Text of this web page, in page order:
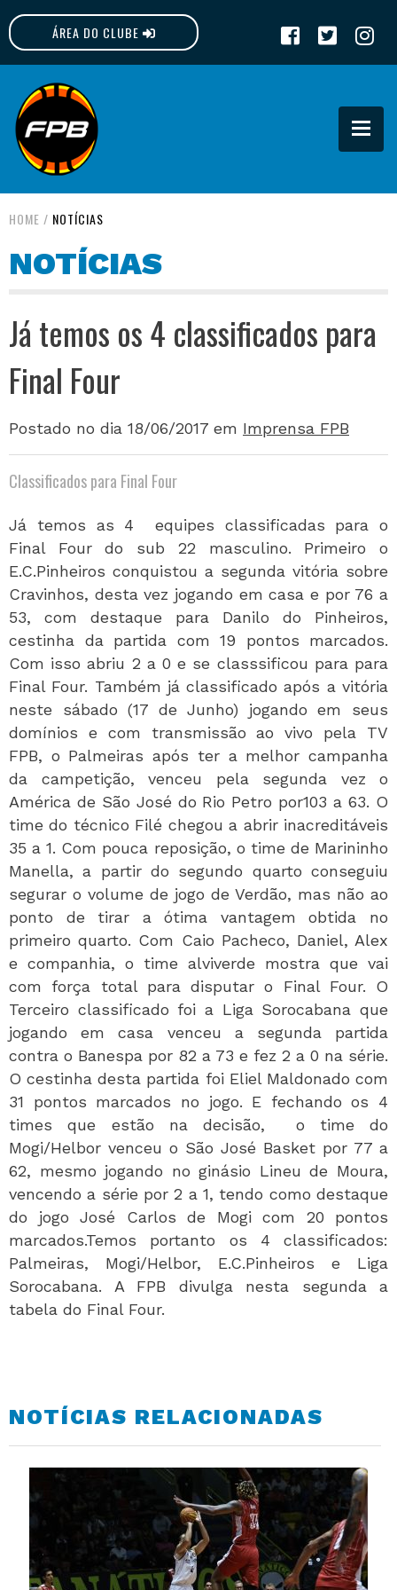
ÁREA DO CLUBE
FPB
HOME / NOTÍCIAS
NOTÍCIAS
Já temos os 4 classificados para
Final Four
Postado no dia 18/06/2017 em Imprensa FPB
Classificados para Final Four
Já temos as 4 equipes classificadas para o
Final Four do sub 22 masculino. Primeiro o
E.C.Pinheiros conquistou a segunda vitória sobre
Cravinhos, desta vez jogando em casa e por 76 a
53, com destaque para Danilo do Pinheiros,
cestinha da partida com 19 pontos marcados.
Com isso abriu 2 a 0 e se classsificou para para
Final Four. Também já classificado após a vitória
neste sábado (17 de Junho) jogando em seus
domínios e com transmissão ao vivo pela TV
FPB, o Palmeiras após ter a melhor campanha
da campetição, venceu pela segunda vez o
América de São José do Rio Petro por103 a 63. O
time do técnico Filé chegou a abrir inacreditáveis
35 a 1. Com pouca reposição, o time de Marininho
Manella, a partir do segundo quarto conseguiu
segurar o volume de jogo de Verdão, mas não ao
ponto de tirar a ótima vantagem obtida no
primeiro quarto. Com Caio Pacheco, Daniel, Alex
e companhia, o time alviverde mostra que vai
com força total para disputar o Final Four. O
Terceiro classificado foi a Liga Sorocabana que
jogando em casa venceu a segunda partida
contra o Banespa por 82 a 73 e fez 2 a 0 na série.
O cestinha desta partida foi Eliel Maldonado com
31 pontos marcados no jogo. E fechando os 4
times que estão na decisão, o time do
Mogi/Helbor venceu o São José Basket por 77 a
62, mesmo jogando no ginásio Lineu de Moura,
vencendo a série por 2 a 1, tendo como destaque
do jogo José Carlos de Mogi com 20 pontos
marcados.Temos portanto os 4 classificados:
Palmeiras, Mogi/Helbor, E.C.Pinheiros e Liga
Sorocabana. A FPB divulga nesta segunda a
tabela do Final Four.
NOTÍCIAS RELACIONADAS